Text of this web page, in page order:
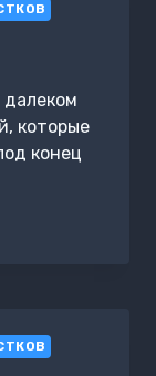
которые
конец